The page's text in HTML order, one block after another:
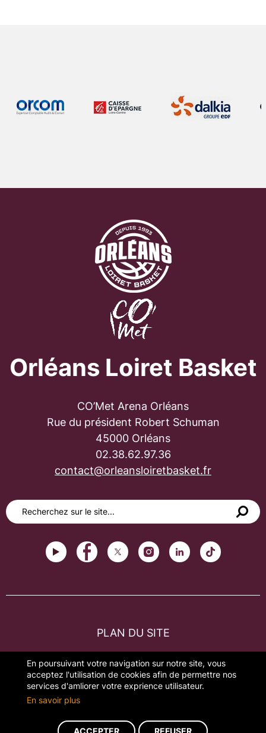
En poursuivant votre navigation sur notre site, vous
acceptez l'utilisation de cookies afin de permettre nos
services d'amliorer votre exprience utilisateur.
En savoir plus
ACCEPTER REFUSER
Orléans Loiret Basket
CO’Met Arena Orléans
Rue du président Robert Schuman
45000 Orléans
02.38.62.97.36
contact@orleansloiretbasket.fr
PLAN DU SITE
MENTIONS LÉGALES
GESTION DES COOKIES